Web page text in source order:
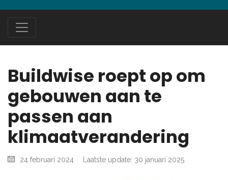
Buildwise roept op om
gebouwen aan te
passen aan
klimaatverandering
24 februari 2024 Laatste update: 30 januari 2025